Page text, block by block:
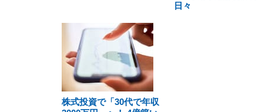
日々
株式投資で「30代で年収